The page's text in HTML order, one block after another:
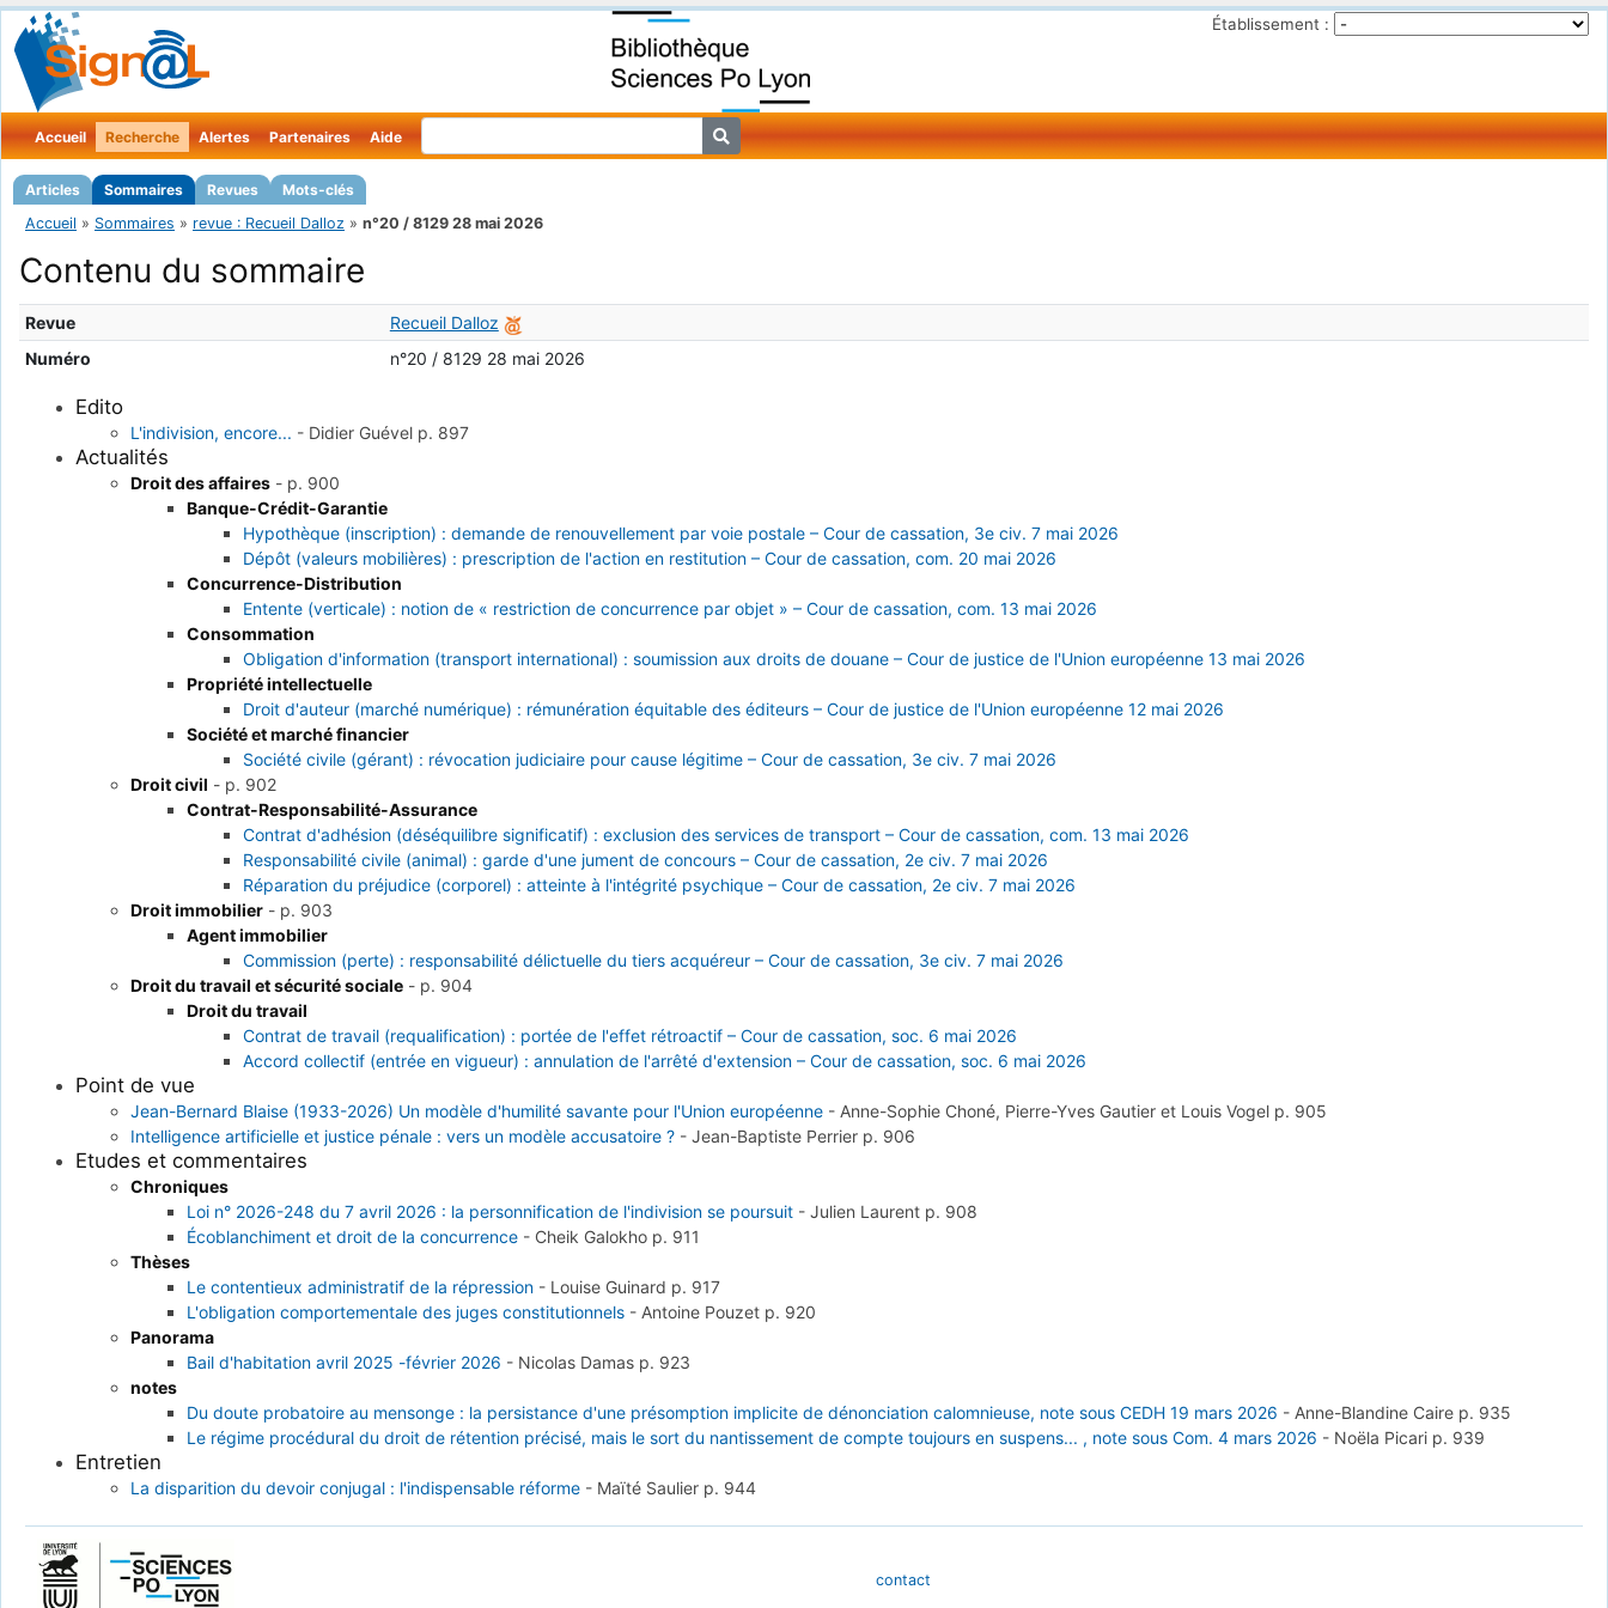
Établissement :
Accueil Recherche
Articles Sommaires Revues Mots-clés
Alertes Partenaires Aide
Accueil » Sommaires » revue : Recueil Dalloz » n°20 / 8129 28 mai 2026
Contenu du sommaire
Revue
Recueil Dalloz
Numéro
n°20 / 8129 28 mai 2026
Edito
L'indivision, encore... - Didier Guével p. 897
Actualités
Droit des affaires - p. 900
Banque-Crédit-Garantie
Hypothèque (inscription) : demande de renouvellement par voie postale – Cour de cassation, 3e civ. 7 mai 2026
Dépôt (valeurs mobilières) : prescription de l'action en restitution – Cour de cassation, com. 20 mai 2026
Concurrence-Distribution
Entente (verticale) : notion de « restriction de concurrence par objet » – Cour de cassation, com. 13 mai 2026
Consommation
Obligation d'information (transport international) : soumission aux droits de douane – Cour de justice de l'Union européenne 13 mai 2026
Propriété intellectuelle
Droit d'auteur (marché numérique) : rémunération équitable des éditeurs – Cour de justice de l'Union européenne 12 mai 2026
Société et marché financier
Société civile (gérant) : révocation judiciaire pour cause légitime – Cour de cassation, 3e civ. 7 mai 2026
Droit civil - p. 902
Contrat-Responsabilité-Assurance
Contrat d'adhésion (déséquilibre significatif) : exclusion des services de transport – Cour de cassation, com. 13 mai 2026
Responsabilité civile (animal) : garde d'une jument de concours – Cour de cassation, 2e civ. 7 mai 2026
Réparation du préjudice (corporel) : atteinte à l'intégrité psychique – Cour de cassation, 2e civ. 7 mai 2026
Droit immobilier - p. 903
Agent immobilier
Commission (perte) : responsabilité délictuelle du tiers acquéreur – Cour de cassation, 3e civ. 7 mai 2026
Droit du travail et sécurité sociale - p. 904
Droit du travail
Contrat de travail (requalification) : portée de l'effet rétroactif – Cour de cassation, soc. 6 mai 2026
Accord collectif (entrée en vigueur) : annulation de l'arrêté d'extension – Cour de cassation, soc. 6 mai 2026
Point de vue
Jean-Bernard Blaise (1933-2026) Un modèle d'humilité savante pour l'Union européenne -Anne-Sophie Choné, Pierre-Yves Gautier et Louis Vogel p. 905
Intelligence artificielle et justice pénale : vers un modèle accusatoire ? -Jean-Baptiste Perrier p. 906
Etudes et commentaires
Chroniques
Loi n° 2026-248 du 7 avril 2026 : la personnification de l'indivision se poursuit- Julien Laurent p. 908
Écoblanchiment et droit de la concurrence- Cheik Galokho p. 911
Thèses
Le contentieux administratif de la répression- Louise Guinard p. 917
L'obligation comportementale des juges constitutionnels- Antoine Pouzet p. 920
Panorama
Bail d'habitation avril 2025 -février 2026 - Nicolas Damas p. 923
notes
Du doute probatoire au mensonge : la persistance d'une présomption implicite de dénonciation calomnieuse, note sous CEDH 19 mars 2026 - Anne-Blandine Caire p. 935
Le régime procédural du droit de rétention précisé, mais le sort du nantissement de compte toujours en suspens... , note sous Com. 4 mars 2026 - Noëla Picari p. 939
Entretien
La disparition du devoir conjugal : l'indispensable réforme - Maïté Saulier p. 944
contact